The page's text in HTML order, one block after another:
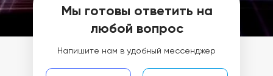
Мы готовы ответить на
любой вопрос
Напишите нам в удобный мессенджер